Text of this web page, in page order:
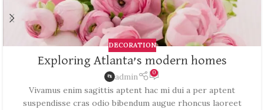
DECORATION
Exploring Atlanta’s modern homes
admin 0
Vivamus enim sagittis aptent hac mi dui a per aptent
suspendisse cras odio bibendum augue rhoncus laoreet